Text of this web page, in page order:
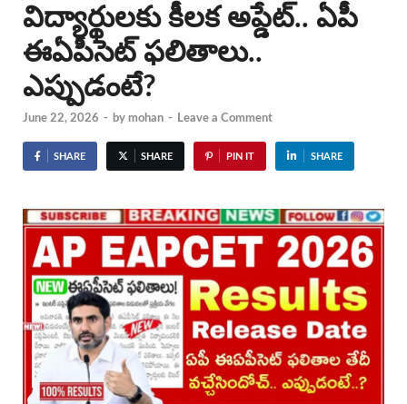
విద్యార్థులకు కీలక అప్డేట్.. ఏపీ
ఈఏపీసెట్ ఫలితాలు..
ఎప్పుడంటే?
June 22, 2026 - by mohan - Leave a Comment
SHARE SHARE PIN IT SHARE